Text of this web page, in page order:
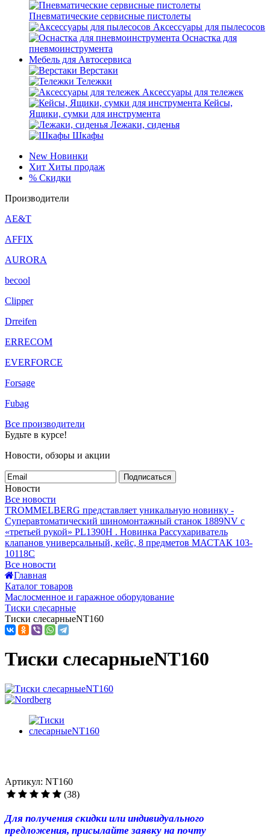
Пневматические сервисные пистолеты
Аксессуары для пылесосов
Оснастка для
пневмоинструмента
Мебель для Автосервиса
Верстаки
Тележки
Аксессуары для тележек
Кейсы,
Ящики, сумки для инструмента
Лежаки, сиденья
Шкафы
New Новинки
Хит Хиты продаж
% Скидки
Производители
AE&T
AFFIX
AURORA
becool
Clipper
Drreifen
ERRECOM
EVERFORCE
Forsage
Fubag
Все производители
Будьте в курсе!
Новости, обзоры и акции
Подписаться
Новости
Все новости
TROMMELBERG представляет уникальную новинку -
Суперавтоматический шиномонтажный станок 1889NV с
«третьей рукой» PL1390H . Новинка Рассухариватель
клапанов универсальный, кейс, 8 предметов МАСТАК 103-
10118C
Все новости
Главная
Каталог товаров
Маслосменное и гаражное оборудование
Тиски слесарные
Тиски слесарныеNT160
Тиски слесарныеNT160
Артикул: NT160
(38)
Для получения скидки или индивидуального
предложения, присылайте заявку на почту